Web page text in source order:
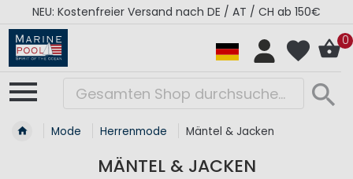
/ CH ab 150€
RÉGATES ROYALES Kollektion -
0
Mode Herrenmode Mäntel & Jacken
MÄNTEL & JACKEN